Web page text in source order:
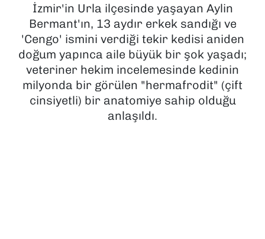
İzmir'in Urla ilçesinde yaşayan Aylin
Bermant'ın, 13 aydır erkek sandığı ve
'Cengo' ismini verdiği tekir kedisi aniden
doğum yapınca aile büyük bir şok yaşadı;
veteriner hekim incelemesinde kedinin
milyonda bir görülen "hermafrodit" (çift
cinsiyetli) bir anatomiye sahip olduğu
anlaşıldı.
MAGAZİN
POLİTİKA
SAĞLIK
SPOR
Haber Arşivi